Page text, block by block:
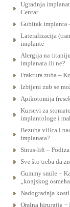
Ugradnja
Centar
Gubitak implanta
Lateralizacija
implante
Alergija na
implanata ili ne?
Fraktura zuba –
Izbijeni zub se
Apikotomija
Kursevi za
implantologe i
Bezuba vilica i
implanata?
Sinus-lift –
Sve što treba da
Gummy smile –
„konjskog
Nadogradnja
Oralna hirurgija −